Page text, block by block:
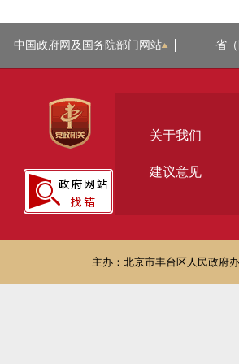
中国政府网及国务院部门网站 省
关于我们
建议意见
主办：北京市丰台区人民政府